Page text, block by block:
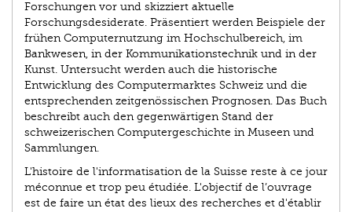
Forschungen vor und skizziert aktuelle
Forschungsdesiderate. Präsentiert werden Beispiele der
frühen Computernutzung im Hochschulbereich, im
Bankwesen, in der Kommunikations­technik und in der
Kunst. Untersucht werden auch die historische
Entwicklung des Computermarktes Schweiz und die
entsprechenden zeitgenössischen Prognosen. Das Buch
beschreibt auch den gegenwärtigen Stand der
schweizerischen Computergeschichte in Museen und
Sammlungen.
L'histoire de l'informatisation de la Suisse reste à ce jour
méconnue et trop peu étudiée. L'objectif de l’ouvrage
est de faire un état des lieux des recherches et d'établir